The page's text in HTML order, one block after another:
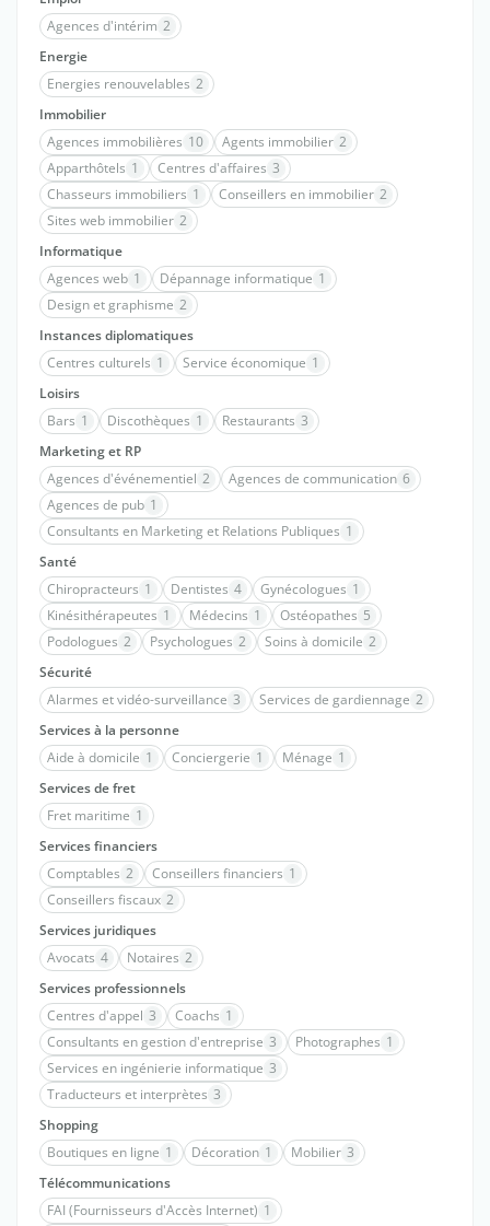
Agences d'intérim 2
Energie
Energies renouvelables 2
Immobilier
Agences immobilières 10 Agents immobilier 2
Apparthôtels 1 Centres d'affaires 3
Chasseurs immobiliers 1 Conseillers en immobilier 2
Sites web immobilier 2
Informatique
Agences web 1 Dépannage informatique 1
Design et graphisme 2
Instances diplomatiques
Centres culturels 1 Service économique 1
Loisirs
Bars 1 Discothèques 1 Restaurants 3
Marketing et RP
Agences d'événementiel 2 Agences de communication 6
Agences de pub 1
Consultants en Marketing et Relations Publiques 1
Santé
Chiropracteurs 1 Dentistes 4 Gynécologues 1
Kinésithérapeutes 1 Médecins 1 Ostéopathes 5
Podologues 2 Psychologues 2 Soins à domicile 2
Sécurité
Alarmes et vidéo-surveillance 3 Services de gardiennage 2
Services à la personne
Aide à domicile 1 Conciergerie 1 Ménage 1
Services de fret
Fret maritime 1
Services financiers
Comptables 2 Conseillers financiers 1
Conseillers fiscaux 2
Services juridiques
Avocats 4 Notaires 2
Services professionnels
Centres d'appel 3 Coachs 1
Consultants en gestion d'entreprise 3 Photographes 1
Services en ingénierie informatique 3
Traducteurs et interprètes 3
Shopping
Boutiques en ligne 1 Décoration 1 Mobilier 3
Télécommunications
FAI (Fournisseurs d'Accès Internet) 1